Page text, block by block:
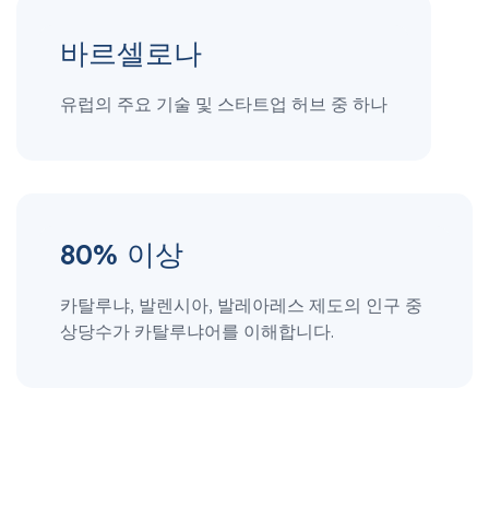
바르셀로나
유럽의 주요 기술 및 스타트업 허브 중 하나
80% 이상
카탈루냐, 발렌시아, 발레아레스 제도의 인구 중
상당수가 카탈루냐어를 이해합니다.